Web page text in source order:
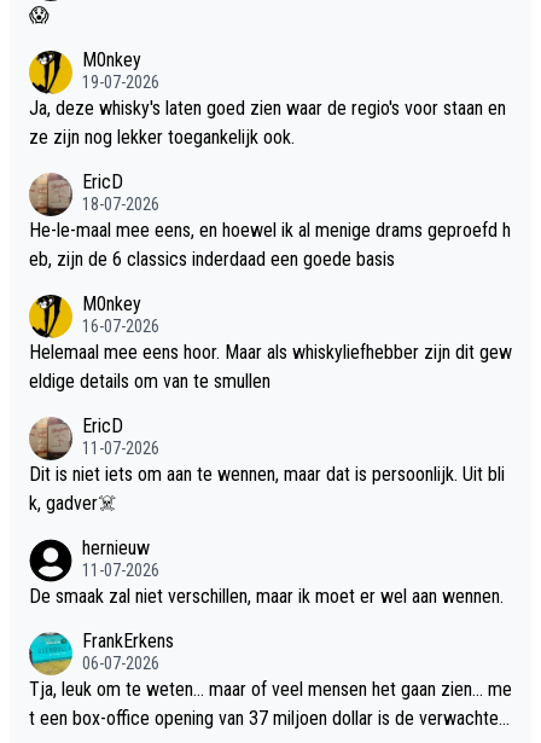
😱
M0nkey
19-07-2026
Ja, deze whisky's laten goed zien waar de regio's voor staan en
ze zijn nog lekker toegankelijk ook.
EricD
18-07-2026
He-le-maal mee eens, en hoewel ik al menige drams geproefd h
eb, zijn de 6 classics inderdaad een goede basis
M0nkey
16-07-2026
Helemaal mee eens hoor. Maar als whiskyliefhebber zijn dit gew
eldige details om van te smullen
EricD
11-07-2026
Dit is niet iets om aan te wennen, maar dat is persoonlijk. Uit bli
k, gadver☠️
hernieuw
11-07-2026
De smaak zal niet verschillen, maar ik moet er wel aan wennen.
FrankErkens
06-07-2026
Tja, leuk om te weten... maar of veel mensen het gaan zien... me
t een box-office opening van 37 miljoen dollar is de verwachte